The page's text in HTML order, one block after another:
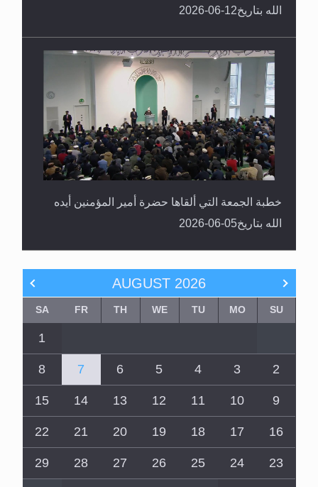
الله بتاريخ12-06-2026
خطبة الجمعة التي ألقاها حضرة أمير المؤمنين أيده
الله بتاريخ05-06-2026
AUGUST 2026
SU
MO
TU
WE
TH
FR
SA
1
2
3
4
5
6
7
8
9
10
11
12
13
14
15
16
17
18
19
20
21
22
23
24
25
26
27
28
29